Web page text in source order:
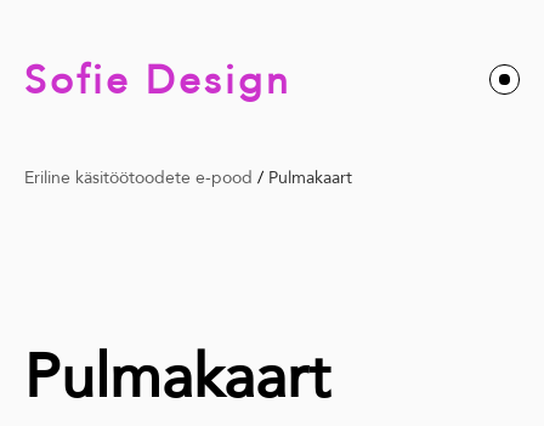
Sofie Design
Eriline käsitöötoodete e-pood / Pulmakaart
Pulmakaart